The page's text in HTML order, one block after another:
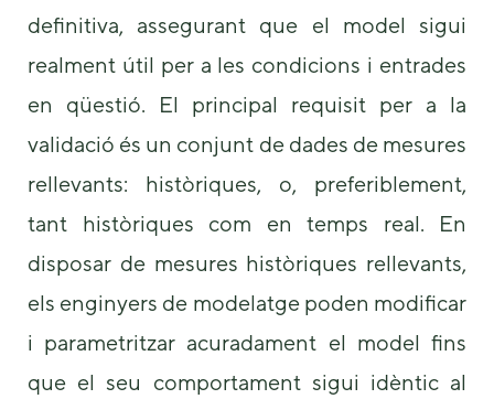
definitiva, assegurant que el model sigui
realment útil per a les condicions i entrades
en qüestió. El principal requisit per a la
validació és un conjunt de dades de mesures
rellevants: històriques, o, preferiblement,
tant històriques com en temps real. En
disposar de mesures històriques rellevants,
els enginyers de modelatge poden modificar
i parametritzar acuradament el model fins
que el seu comportament sigui idèntic al